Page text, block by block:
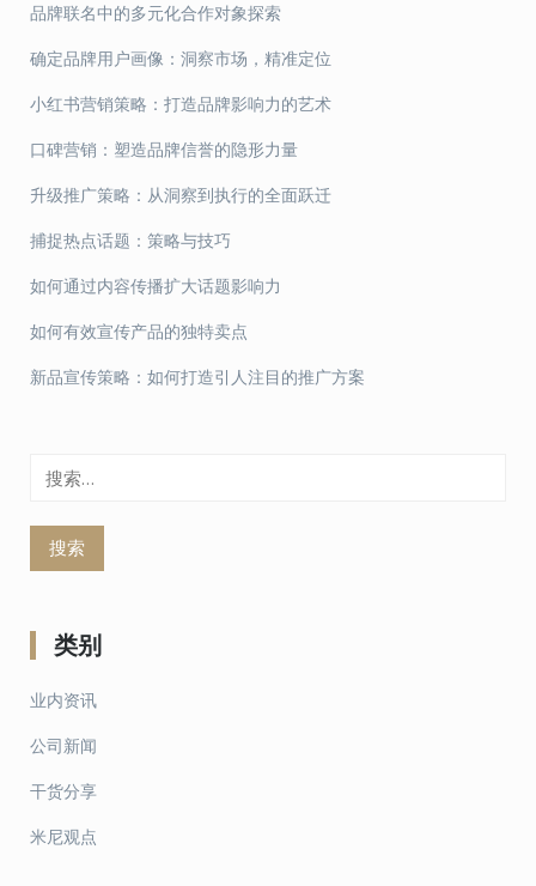
品牌联名中的多元化合作对象探索
确定品牌用户画像：洞察市场，精准定位
小红书营销策略：打造品牌影响力的艺术
口碑营销：塑造品牌信誉的隐形力量
升级推广策略：从洞察到执行的全面跃迁
捕捉热点话题：策略与技巧
如何通过内容传播扩大话题影响力
如何有效宣传产品的独特卖点
新品宣传策略：如何打造引人注目的推广方案
类别
业内资讯
公司新闻
干货分享
米尼观点